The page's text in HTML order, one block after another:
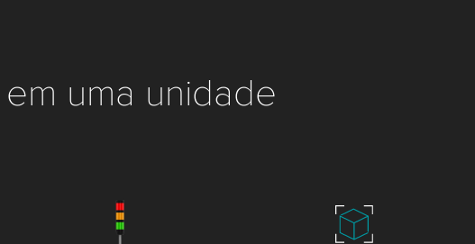
em uma unidade